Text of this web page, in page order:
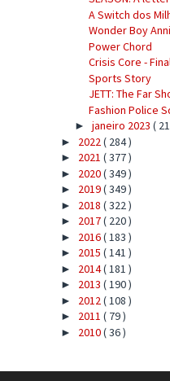
A Switch dos
Wonder Boy
Power Chord
Crisis Core -
Sports Story
JETT: The Far
Fashion Police
► janeiro 2023 (
► 2022( 284 )
► 2021 ( 377 )
► 2020( 349 )
► 2019( 349 )
► 2018 ( 322 )
► 2017( 220 )
► 2016( 183 )
► 2015 ( 141 )
► 2014( 181 )
► 2013 ( 190 )
► 2012( 108 )
► 2011 ( 79 )
► 2010( 36 )